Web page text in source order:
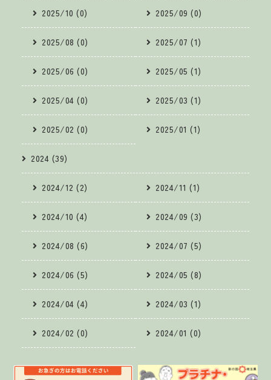
2025/10 (0) 2025/09 (0)
2025/08 (0) 2025/07 (1)
2025/06 (0) 2025/05 (1)
2025/04 (0) 2025/03 (1)
2025/02 (0) 2025/01 (1)
2024 (39)
2024/12 (2) 2024/11 (1)
2024/10 (4) 2024/09 (3)
2024/08 (6) 2024/07 (5)
2024/06 (5) 2024/05 (8)
2024/04 (4) 2024/03 (1)
2024/02 (0) 2024/01 (0)